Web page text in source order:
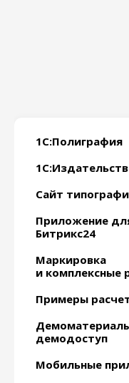
1С:Полиграфия
Сайт
Приложение
Битрикс24
Маркировка
и комплексные
Примеры
демодоступ
Мобильные